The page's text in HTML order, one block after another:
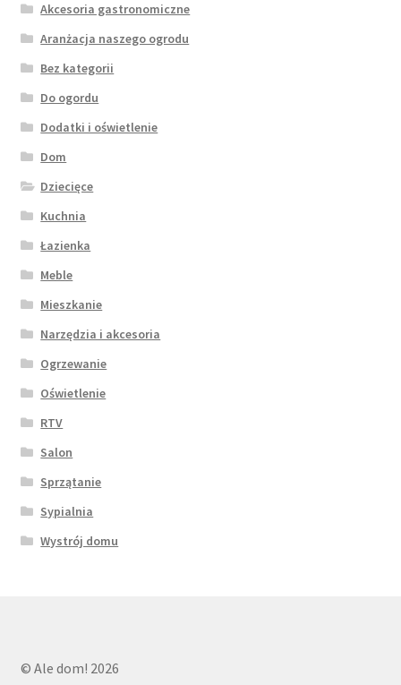
Akcesoria gastronomiczne
Aranżacja naszego ogrodu
Bez kategorii
Do ogordu
Dodatki i oświetlenie
Dom
Dziecięce
Kuchnia
Łazienka
Meble
Mieszkanie
Narzędzia i akcesoria
Ogrzewanie
Oświetlenie
RTV
Salon
Sprzątanie
Sypialnia
Wystrój domu
© Ale dom! 2026